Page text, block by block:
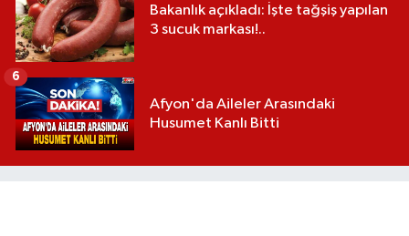
Bakanlık açıkladı: İşte tağşiş yapılan
3 sucuk markası!..
Afyon'da Aileler Arasındaki
Husumet Kanlı Bitti
6